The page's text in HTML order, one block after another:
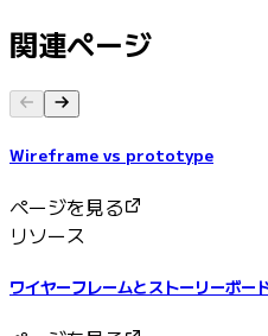
関連ページ
Wireframe vs prototype
ページを見る
リソース
ワイヤーフレームとストーリーボー